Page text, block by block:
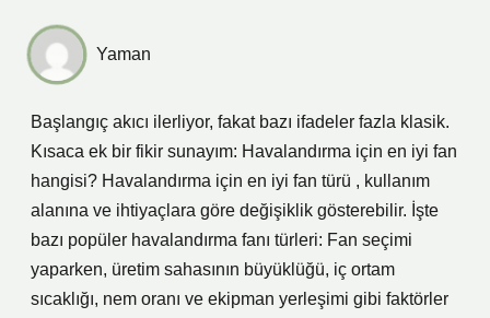
Yaman
Başlangıç akıcı ilerliyor, fakat bazı ifadeler fazla klasik.
Kısaca ek bir fikir sunayım: Havalandırma için en iyi fan
hangisi? Havalandırma için en iyi fan türü , kullanım
alanına ve ihtiyaçlara göre değişiklik gösterebilir. İşte
bazı popüler havalandırma fanı türleri: Fan seçimi
yaparken, üretim sahasının büyüklüğü, iç ortam
sıcaklığı, nem oranı ve ekipman yerleşimi gibi faktörler